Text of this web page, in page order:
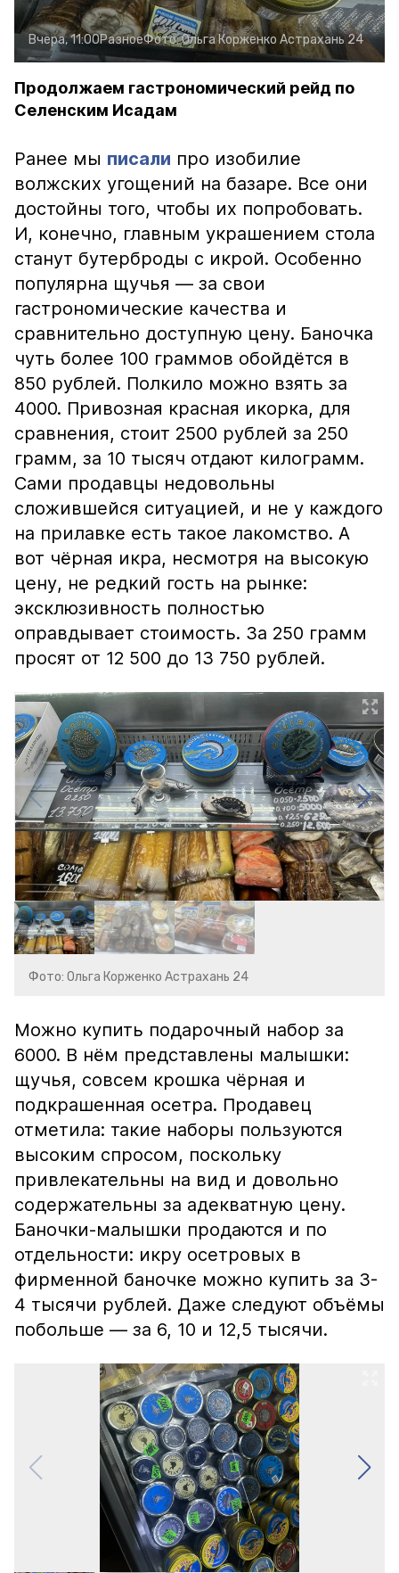
Вчера, 11:00РазноеФото:Ольга Корженко Астрахань 24
Продолжаем гастрономический рейд по
Селенским Исадам
Ранее мы писали про изобилие
волжских угощений на базаре. Все они
достойны того, чтобы их попробовать.
И, конечно, главным украшением стола
станут бутерброды с икрой. Особенно
популярна щучья — за свои
гастрономические качества и
сравнительно доступную цену. Баночка
чуть более 100 граммов обойдётся в
850 рублей. Полкило можно взять за
4000. Привозная красная икорка, для
сравнения, стоит 2500 рублей за 250
грамм, за 10 тысяч отдают килограмм.
Сами продавцы недовольны
сложившейся ситуацией, и не у каждого
на прилавке есть такое лакомство. А
вот чёрная икра, несмотря на высокую
цену, не редкий гость на рынке:
эксклюзивность полностью
оправдывает стоимость. За 250 грамм
просят от 12 500 до 13 750 рублей.
Фото: Ольга Корженко Астрахань 24
Можно купить подарочный набор за
6000. В нём представлены малышки:
щучья, совсем крошка чёрная и
подкрашенная осетра. Продавец
отметила: такие наборы пользуются
высоким спросом, поскольку
привлекательны на вид и довольно
содержательны за адекватную цену.
Баночки-малышки продаются и по
отдельности: икру осетровых в
фирменной баночке можно купить за 3-
4 тысячи рублей. Даже следуют объёмы
побольше — за 6, 10 и 12,5 тысячи.